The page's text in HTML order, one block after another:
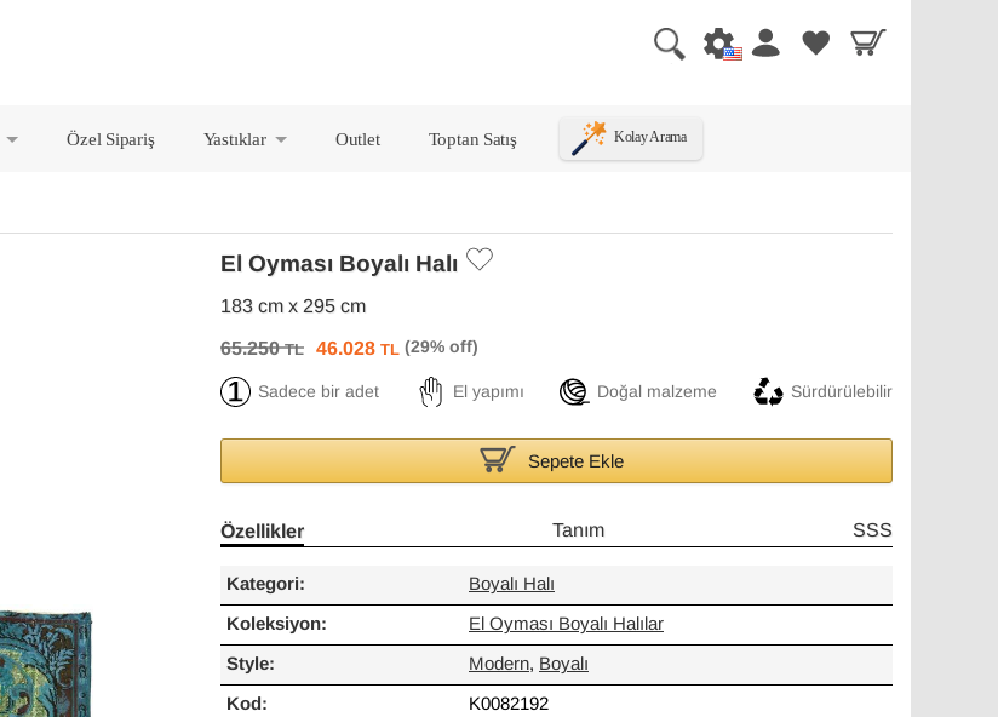
Özel Sipariş
Yastıklar Outlet Toptan Satış Kolay Arama
El Oyması Boyalı Halı
183 cm x 295 cm
65.250TL 46.028 TL
Sadece bir adet El yapımı Doğal malzeme Sürdürülebilir
Sepete Ekle
Özellikler Tanım SSS
Kategori: Boyalı Halı
Koleksiyon: El Oyması Boyalı Halılar
Style: Modern, Boyalı
Kod: K0082192